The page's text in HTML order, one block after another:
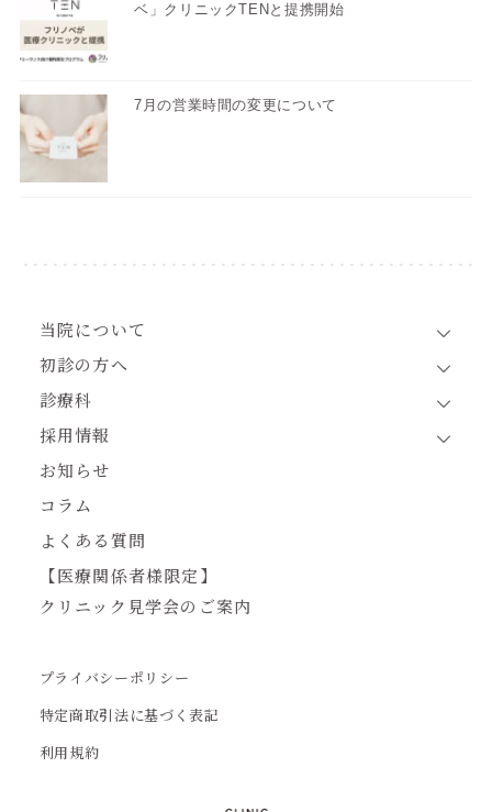
ベ」クリニックTENと提携開始
7月の営業時間の変更について
当院について
初診の方へ
診療科
採用情報
お知らせ
コラム
よくある質問
【医療関係者様限定】
クリニック見学会のご案内
プライバシーポリシー
特定商取引法に基づく表記
利用規約